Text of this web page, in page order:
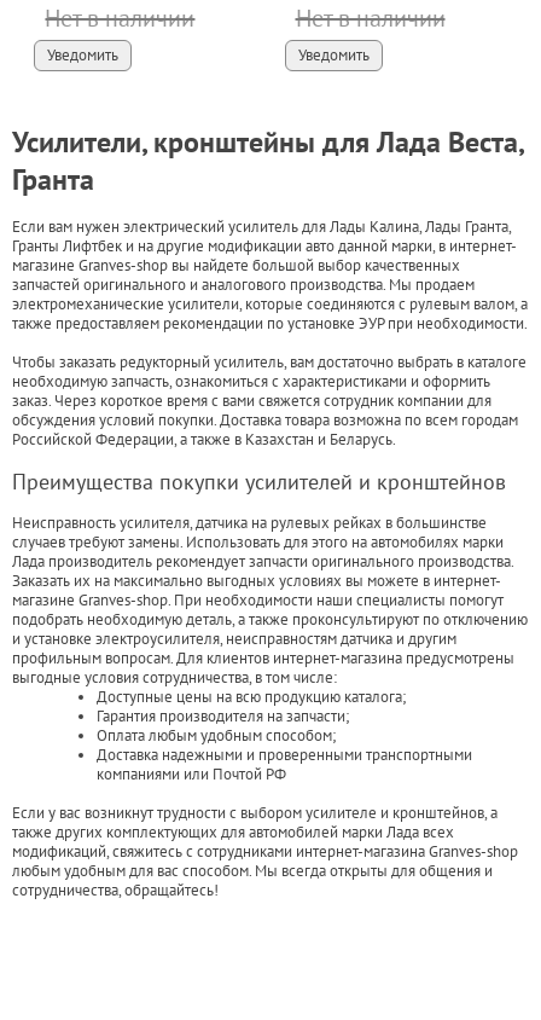
Нет в наличии
Уведомить
Нет в наличии
Уведомить
Усилители, кронштейны для Лада Веста,
Гранта
Если вам нужен электрический усилитель для Лады Калина, Лады Гранта,
Гранты Лифтбек и на другие модификации авто данной марки, в интернет-
магазине Granves-shop вы найдете большой выбор качественных
запчастей оригинального и аналогового производства. Мы продаем
электромеханические усилители, которые соединяются с рулевым валом, а
также предоставляем рекомендации по установке ЭУР при необходимости.
Чтобы заказать редукторный усилитель, вам достаточно выбрать в каталоге
необходимую запчасть, ознакомиться с характеристиками и оформить
заказ. Через короткое время с вами свяжется сотрудник компании для
обсуждения условий покупки. Доставка товара возможна по всем городам
Российской Федерации, а также в Казахстан и Беларусь.
Преимущества покупки усилителей и кронштейнов
Неисправность усилителя, датчика на рулевых рейках в большинстве
случаев требуют замены. Использовать для этого на автомобилях марки
Лада производитель рекомендует запчасти оригинального производства.
Заказать их на максимально выгодных условиях вы можете в интернет-
магазине Granves-shop. При необходимости наши специалисты помогут
подобрать необходимую деталь, а также проконсультируют по отключению
и установке электроусилителя, неисправностям датчика и другим
профильным вопросам. Для клиентов интернет-магазина предусмотрены
выгодные условия сотрудничества, в том числе:
Доступные цены на всю продукцию каталога;
Гарантия производителя на запчасти;
Оплата любым удобным способом;
Доставка надежными и проверенными транспортными
компаниями или Почтой РФ
Если у вас возникнут трудности с выбором усилителе и кронштейнов, а
также других комплектующих для автомобилей марки Лада всех
модификаций, свяжитесь с сотрудниками интернет-магазина Granves-shop
любым удобным для вас способом. Мы всегда открыты для общения и
сотрудничества, обращайтесь!